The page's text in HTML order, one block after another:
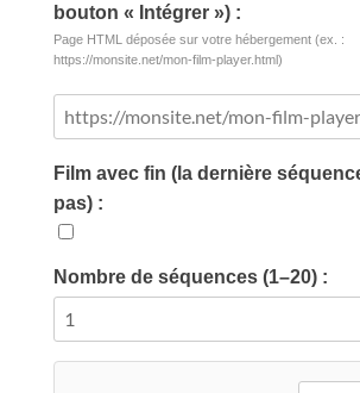
bouton « Intégrer ») :
Page HTML déposée sur votre hébergement (ex. :
https://monsite.net/mon-film-player.html)
Film avec fin (la dernière
pas) :
Nombre de séquences (1–20) :